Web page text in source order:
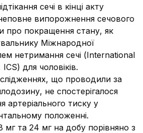
сечі в кінці акту
випорожнення сечового
про покращення стану, як
Міжнародної
нетримання сечі (International
для чоловіків.
що проводили за
не спостерігалося
артеріального тиску у
положенні.
мг та 24 мг на добу порівняно з